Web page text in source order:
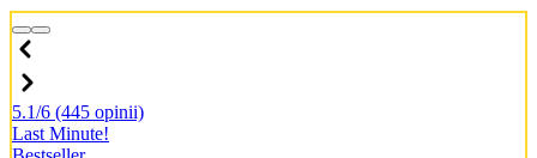
5.1/6 (445 opinii)
Last Minute!